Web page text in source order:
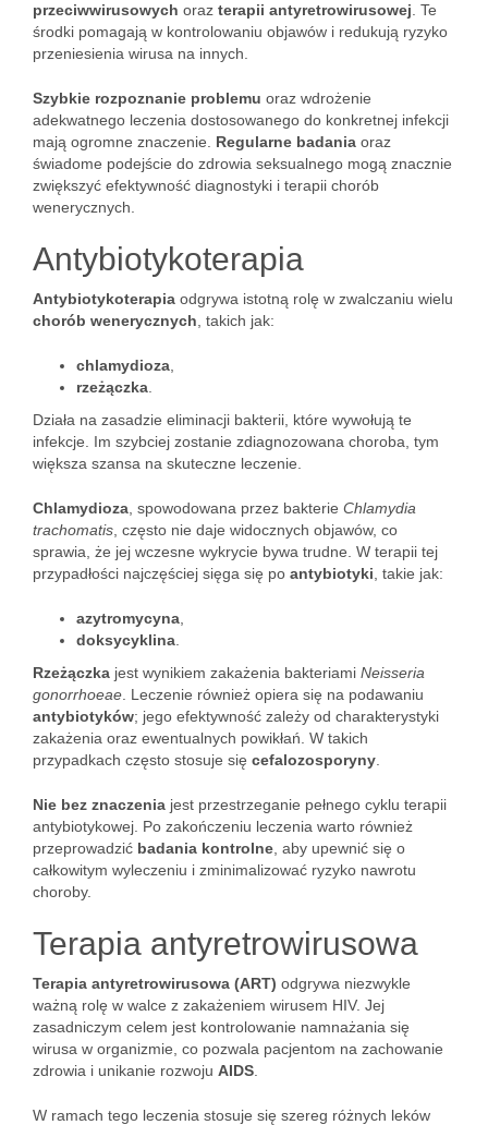
przeciwwirusowych oraz terapii antyretrowirusowej . Te
środki pomagają w kontrolowaniu objawów i redukują ryzyko
przeniesienia wirusa na innych.
Szybkie rozpoznanie problemu oraz wdrożenie
adekwatnego leczenia dostosowanego do konkretnej infekcji
mają ogromne znaczenie. Regularne badania oraz
świadome podejście do zdrowia seksualnego mogą znacznie
zwiększyć efektywność diagnostyki i terapii chorób
wenerycznych.
Antybiotykoterapia
Antybiotykoterapia odgrywa istotną rolę w zwalczaniu wielu
chorób wenerycznych , takich jak:
chlamydioza
rzeżączka
Działa na zasadzie eliminacji bakterii, które wywołują te
infekcje. Im szybciej zostanie zdiagnozowana choroba, tym
większa szansa na skuteczne leczenie.
Chlamydioza , spowodowana przez bakterie Chlamydia
trachomatis , często nie daje widocznych objawów, co
sprawia, że jej wczesne wykrycie bywa trudne. W terapii tej
przypadłości najczęściej sięga się po antybiotyki , takie jak:
azytromycyna
doksycyklina
Rzeżączka jest wynikiem zakażenia bakteriami Neisseria
gonorrhoeae . Leczenie również opiera się na podawaniu
antybiotyków; jego efektywność zależy od charakterystyki
zakażenia oraz ewentualnych powikłań. W takich
przypadkach często stosuje się cefalozosporyny
Nie bez znaczenia jest przestrzeganie pełnego cyklu terapii
antybiotykowej. Po zakończeniu leczenia warto również
przeprowadzić badania kontrolne , aby upewnić się o
całkowitym wyleczeniu i zminimalizować ryzyko nawrotu
choroby.
Terapia antyretrowirusowa
Terapia antyretrowirusowa (ART) odgrywa niezwykle
ważną rolę w walce z zakażeniem wirusem HIV. Jej
zasadniczym celem jest kontrolowanie namnażania się
wirusa w organizmie, co pozwala pacjentom na zachowanie
zdrowia i unikanie rozwoju AIDS
W ramach tego leczenia stosuje się szereg różnych leków